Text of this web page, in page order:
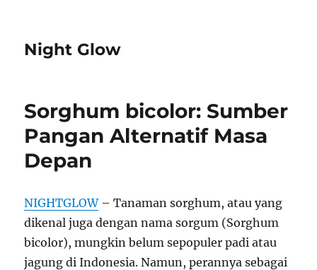
Night Glow
Sorghum bicolor: Sumber
Pangan Alternatif Masa
Depan
NIGHTGLOW– Tanaman sorghum, atau yang
dikenal juga dengan nama sorgum (Sorghum
bicolor), mungkin belum sepopuler padi atau
jagung di Indonesia. Namun, perannya sebagai